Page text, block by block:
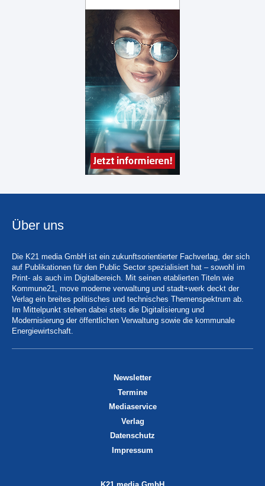
Über uns
Die K21 media GmbH ist ein zukunftsorientierter Fachverlag, der sich
auf Publikationen für den Public Sector spezialisiert hat – sowohl im
Print- als auch im Digitalbereich. Mit seinen etablierten Titeln wie
Kommune21, move moderne verwaltung und stadt+werk deckt der
Verlag ein breites politisches und technisches Themenspektrum ab.
Im Mittelpunkt stehen dabei stets die Digitalisierung und
Modernisierung der öffentlichen Verwaltung sowie die kommunale
Energiewirtschaft.
Newsletter
Termine
Mediaservice
Verlag
Datenschutz
Impressum
K21 media GmbH